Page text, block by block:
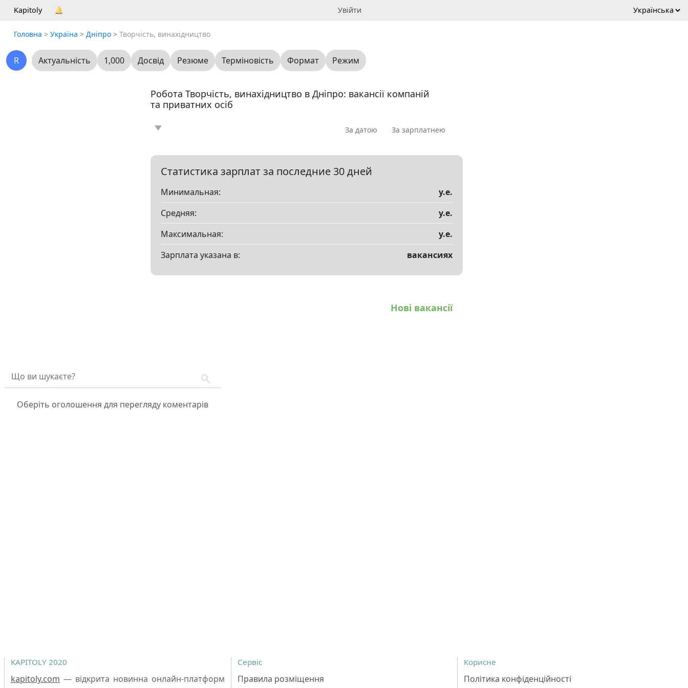
Kapitoly 🔔 Увійти
Головна > Україна > Дніпро > Творчість, винахідництво
R Актуальність 1,000 Досвід Резюме Терміновість Формат Режим
Робота Творчість, винахідництво в Дніпро: вакансії компаній
та приватних осіб
Все
Показать все разделы
За датою За зарплатнею
Статистика зарплат за последние 30 дней
Минимальная:
у.е.
Средняя:
у.е.
Максимальная:
у.е.
Зарплата указана в:
вакансиях
Нові вакансії
Оберіть оголошення для перегляду коментарів
KAPITOLY 2020
kapitoly.com — відкрита новинна онлайн-платформ
Сервіс
Правила розміщення
Корисне
Політика конфіденційності